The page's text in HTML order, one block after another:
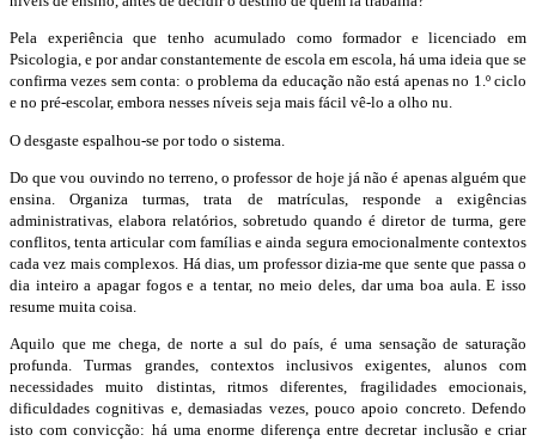
Pela experiência que tenho acumulado como formador e licenciado em
Psicologia, e por andar constantemente de escola em escola, há uma ideia que se
confirma vezes sem conta: o problema da educação não está apenas no 1.º ciclo
e no pré-escolar, embora nesses níveis seja mais fácil vê-lo a olho nu.
O desgaste espalhou-se por todo o sistema.
Do que vou ouvindo no terreno, o professor de hoje já não é apenas alguém que
ensina. Organiza turmas, trata de matrículas, responde a exigências
administrativas, elabora relatórios, sobretudo quando é diretor de turma, gere
conflitos, tenta articular com famílias e ainda segura emocionalmente contextos
cada vez mais complexos. Há dias, um professor dizia-me que sente que passa o
dia inteiro a apagar fogos e a tentar, no meio deles, dar uma boa aula. E isso
resume muita coisa.
Aquilo que me chega, de norte a sul do país, é uma sensação de saturação
profunda. Turmas grandes, contextos inclusivos exigentes, alunos com
necessidades muito distintas, ritmos diferentes, fragilidades emocionais,
dificuldades cognitivas e, demasiadas vezes, pouco apoio concreto. Defendo
isto com convicção: há uma enorme diferença entre decretar inclusão e criar